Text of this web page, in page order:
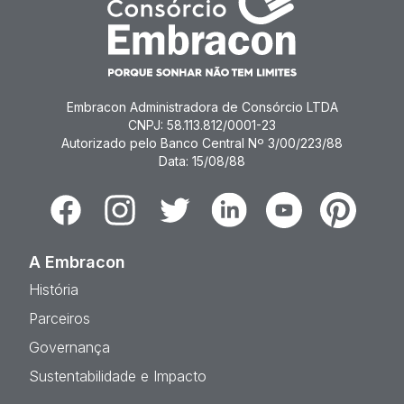
Embracon Administradora de Consórcio LTDA
CNPJ: 58.113.812/0001-23
Autorizado pelo Banco Central Nº 3/00/223/88
Data: 15/08/88
FacebookInstagramTwitter LinkedinYoutubePinterest
A Embracon
História
Parceiros
Governança
Sustentabilidade e Impacto